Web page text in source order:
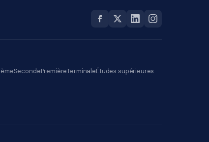
SecondePremièreTerminaleÉtudes supérieures